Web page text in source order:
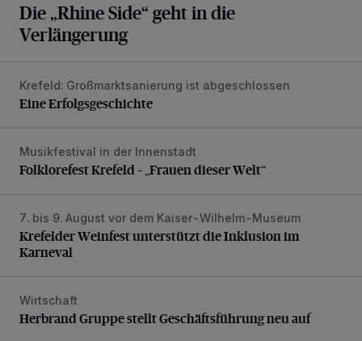
Die „Rhine Side“ geht in die
Verlängerung
Eine Erfolgsgeschichte
Krefeld: Großmarktsanierung ist abgeschlossen
Eine Erfolgsgeschichte
Folklorefest Krefeld – „Frauen dieser Welt“
Musikfestival in der Innenstadt
Folklorefest Krefeld – „Frauen dieser Welt“
Krefelder Weinfest unterstützt die Inklusion im Karneval
7. bis 9. August vor dem Kaiser-Wilhelm-Museum
Krefelder Weinfest unterstützt die Inklusion im
Karneval
Herbrand Gruppe stellt Geschäftsführung neu auf
Wirtschaft
Herbrand Gruppe stellt Geschäftsführung neu auf